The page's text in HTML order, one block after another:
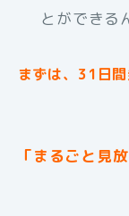
とができる
まずは、31日
「まるごと見